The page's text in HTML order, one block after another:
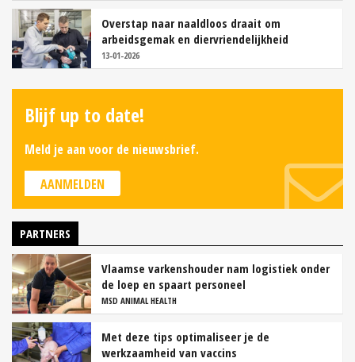
Overstap naar naaldloos draait om
arbeidsgemak en diervriendelijkheid
13-01-2026
Blijf up to date!
Meld je aan voor de nieuwsbrief.
AANMELDEN
PARTNERS
Vlaamse varkenshouder nam logistiek onder
de loep en spaart personeel
MSD ANIMAL HEALTH
Met deze tips optimaliseer je de
werkzaamheid van vaccins